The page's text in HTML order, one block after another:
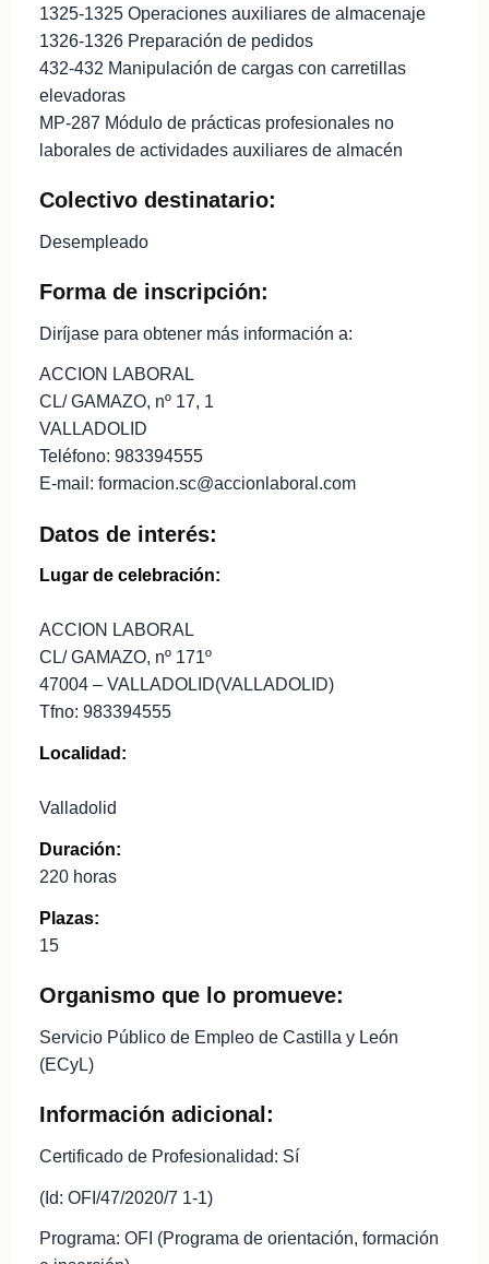
1325-1325 Operaciones auxiliares de almacenaje
1326-1326 Preparación de pedidos
432-432 Manipulación de cargas con carretillas
elevadoras
MP-287 Módulo de prácticas profesionales no
laborales de actividades auxiliares de almacén
Colectivo destinatario:
Desempleado
Forma de inscripción:
Diríjase para obtener más información a:
ACCION LABORAL
CL/ GAMAZO, nº 17, 1
VALLADOLID
Teléfono: 983394555
E-mail: formacion.sc@accionlaboral.com
Datos de interés:
Lugar de celebración:
ACCION LABORAL
CL/ GAMAZO, nº 171º
47004 – VALLADOLID(VALLADOLID)
Tfno: 983394555
Localidad:
Valladolid
Duración:
220 horas
Plazas:
15
Organismo que lo promueve:
Servicio Público de Empleo de Castilla y León
(ECyL)
Información adicional:
Certificado de Profesionalidad: Sí
(Id: OFI/47/2020/7 1-1)
Programa: OFI (Programa de orientación, formación